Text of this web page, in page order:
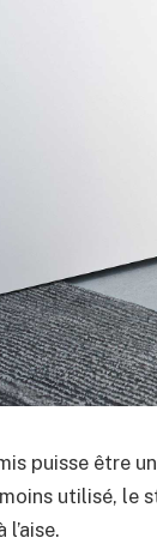
puisse être
utilisé, le